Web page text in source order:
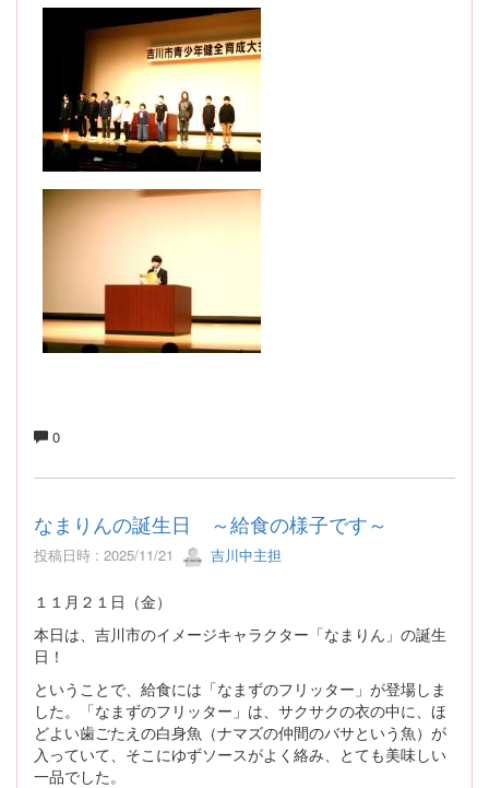
0
なまりんの誕生日 ～給食の様子です～
投稿日時 : 2025/11/21 吉川中主担
１１月２１日（金）
本日は、吉川市のイメージキャラクター「なまりん」の誕生
日！
ということで、給食には「なまずのフリッター」が登場しま
した。「なまずのフリッター」は、サクサクの衣の中に、ほ
どよい歯ごたえの白身魚（ナマズの仲間のバサという魚）が
入っていて、そこにゆずソースがよく絡み、とても美味しい
一品でした。